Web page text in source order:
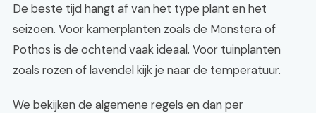
De beste tijd hangt af van het type plant en het
seizoen. Voor kamerplanten zoals de Monstera of
Pothos is de ochtend vaak ideaal. Voor tuinplanten
zoals rozen of lavendel kijk je naar de temperatuur.
We bekijken de algemene regels en dan per